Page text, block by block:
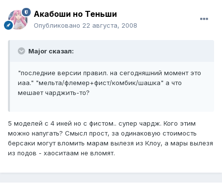
Акабоши но Теньши
Опубликовано 22 августа, 2008
Major сказал:
"последние версии правил. на сегодняшний момент это
иаа." "мельта/флемер+фист/комбик/шашка" а что
мешает чарджить-то?
5 моделей с 4 иней но с фистом.. супер чардж. Кого этим
можно напугать? Смысл прост, за одинаковую стоимость
берсаки могут вломить марам вылезя из Клоу, а мары вылезя
из подов - хаоситаам не вломят.